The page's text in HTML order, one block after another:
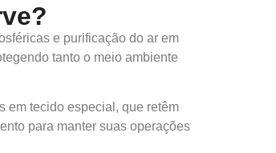
e purificação do ar em
tanto o meio ambiente
em tecido especial, que retêm
para manter suas operações